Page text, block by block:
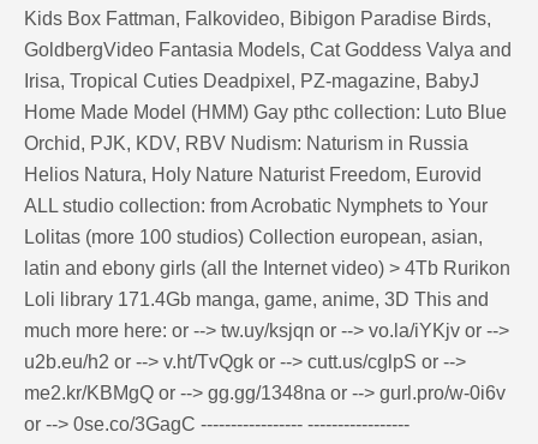
Kids Box Fattman, Falkovideo, Bibigon Paradise Birds,
GoldbergVideo Fantasia Models, Cat Goddess Valya and
Irisa, Tropical Cuties Deadpixel, PZ-magazine, BabyJ
Home Made Model (HMM) Gay рthс collection: Luto Blue
Orchid, PJK, KDV, RBV Nudism: Naturism in Russia
Helios Natura, Holy Nature Naturist Freedom, Eurovid
ALL studio collection: from Acrobatic Nymрhеts to Your
Lоlitаs (more 100 studios) Collection european, asian,
latin and ebony girls (all the Internet video) > 4Tb Rurikon
Lоli library 171.4Gb manga, game, anime, 3D This and
much more here: or --> tw.uy/ksjqn or --> vo.la/iYKjv or -->
u2b.eu/h2 or --> v.ht/TvQgk or --> cutt.us/cglpS or -->
me2.kr/KBMgQ or --> gg.gg/1348na or --> gurl.pro/w-0i6v
or --> 0se.co/3GagC ----------------- -----------------